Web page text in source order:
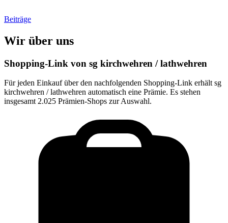
Beiträge
Wir über uns
Shopping-Link von sg kirchwehren / lathwehren
Für jeden Einkauf über den nachfolgenden Shopping-Link erhält sg
kirchwehren / lathwehren automatisch eine Prämie. Es stehen
insgesamt 2.025 Prämien-Shops zur Auswahl.